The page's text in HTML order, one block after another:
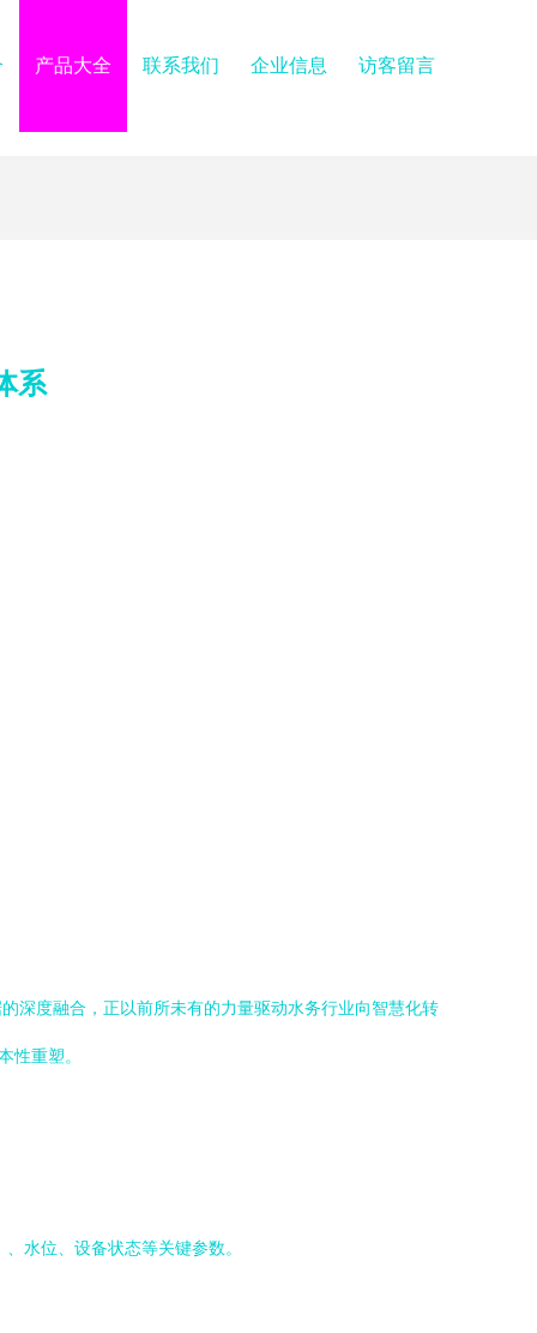
产品大全 联系我们 企业信息 访客留言
系
深度融合，正以前所未有的力量驱动水务行业向智慧化转
性重塑。
水位、设备状态等关键参数。